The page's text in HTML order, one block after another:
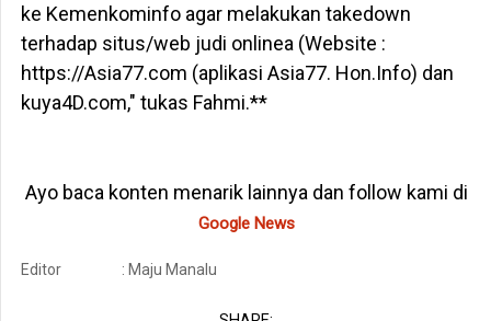
ke Kemenkominfo agar melakukan takedown
terhadap situs/web judi onlinea (Website :
https://Asia77.com (aplikasi Asia77. Hon.Info) dan
kuya4D.com," tukas Fahmi.**
Ayo baca konten menarik lainnya dan follow kami di
Google News
Editor : Maju Manalu